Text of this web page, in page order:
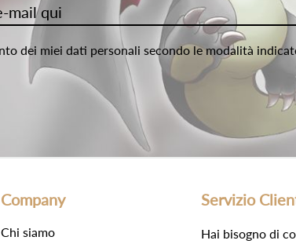
dei miei dati personali secondo le modalità
Company
Chi siamo
Servizio
Hai bisogno di